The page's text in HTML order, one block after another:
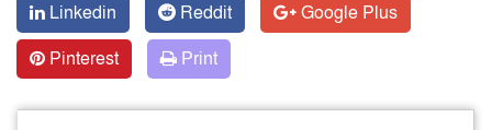
Linkedin
Reddit
Google Plus
Pinterest
Print